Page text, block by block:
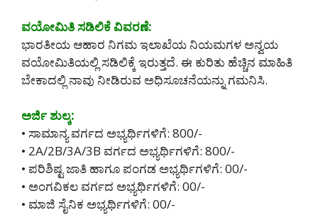
ವಯೋಮಿತಿ ಸಡಿಲಿಕೆ ವಿವರಣೆ:
ಭಾರತೀಯ ಆಹಾರ ನಿಗಮ ಇಲಾಖೆಯ ನಿಯಮಗಳ ಅನ್ವಯ
ವಯೋಮಿತಿಯಲ್ಲಿ ಸಡಿಲಿಕ್ಕೆ ಇರುತ್ತದೆ. ಈ ಕುರಿತು ಹೆಚ್ಚಿನ ಮಾಹಿತಿ
ಬೇಕಾದಲ್ಲಿ ನಾವು ನೀಡಿರುವ ಅಧಿಸೂಚನೆಯನ್ನು ಗಮನಿಸಿ.
ಅರ್ಜಿ ಶುಲ್ಕ:
• ಸಾಮಾನ್ಯ ವರ್ಗದ ಅಭ್ಯರ್ಥಿಗಳಿಗೆ: 800/-
• 2A/2B/3A/3B ವರ್ಗದ ಅಭ್ಯರ್ಥಿಗಳಿಗೆ: 800/-
• ಪರಿಶಿಷ್ಟ ಜಾತಿ ಹಾಗೂ ಪಂಗಡ ಅಭ್ಯರ್ಥಿಗಳಿಗೆ: 00/-
• ಅಂಗವಿಕಲ ವರ್ಗದ ಅಭ್ಯರ್ಥಿಗಳಿಗೆ: 00/-
• ಮಾಜಿ ಸೈನಿಕ ಅಭ್ಯರ್ಥಿಗಳಿಗೆ: 00/-